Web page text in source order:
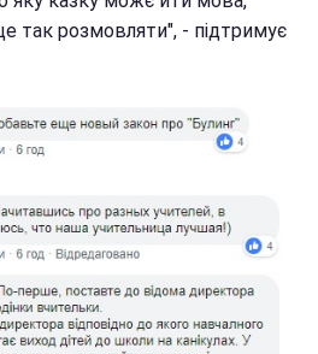
так розмовляти", - підтримує